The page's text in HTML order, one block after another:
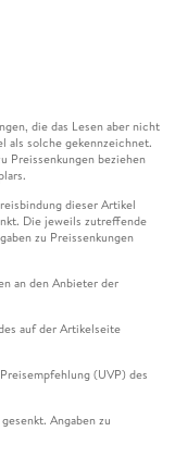
die das Lesen aber nicht
als solche gekennzeichnet.
Preissenkungen beziehen
dieser Artikel
Die jeweils zutreffende
zu Preissenkungen
an den Anbieter der
auf der Artikelseite
(UVP) des
Angaben zu